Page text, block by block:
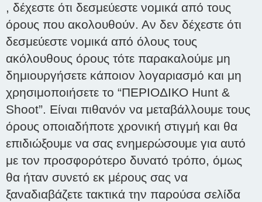
, δέχεστε ότι δεσμεύεστε νομικά από τους
όρους που ακολουθούν. Αν δεν δέχεστε ότι
δεσμεύεστε νομικά από όλους τους
ακόλουθους όρους τότε παρακαλούμε μη
δημιουργήσετε κάποιον λογαριασμό και μη
χρησιμοποιήσετε το “ΠΕΡΙΟΔΙΚΟ Hunt &
Shoot”. Είναι πιθανόν να μεταβάλλουμε τους
όρους οποιαδήποτε χρονική στιγμή και θα
επιδιώξουμε να σας ενημερώσουμε για αυτό
με τον προσφορότερο δυνατό τρόπο, όμως
θα ήταν συνετό εκ μέρους σας να
ξαναδιαβάζετε τακτικά την παρούσα σελίδα